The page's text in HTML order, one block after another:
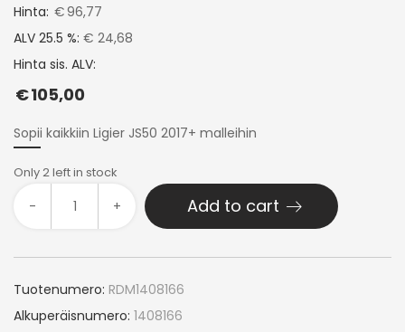
Hinta: €96,77
ALV 25.5 %: € 24,68
Hinta sis. ALV:
€105,00
Sopii kaikkiin Ligier JS50 2017+ malleihin
Only 2 left in stock
- + Add to cart
Tuotenumero: RDM1408166
Alkuperäisnumero: 1408166